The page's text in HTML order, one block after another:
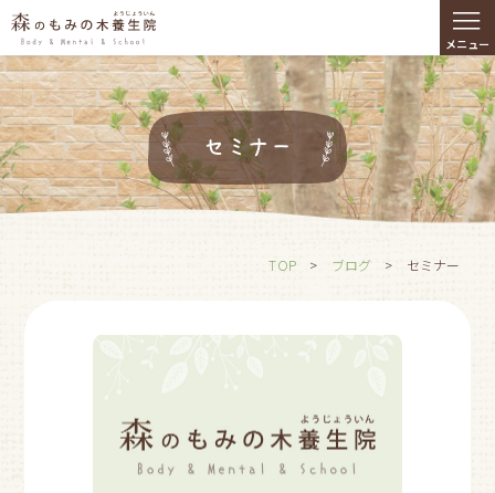
≡
メニュー
セミナー
TOP > ブログ > セミナー